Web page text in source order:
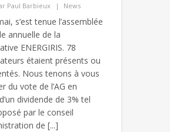
Paul Barbieux News
s’est tenue l’assemblée
annuelle de la
ENERGIRIS. 78
étaient présents ou
Nous tenons à vous
du vote de l’AG en
dividende de 3% tel
par le conseil
de [...]